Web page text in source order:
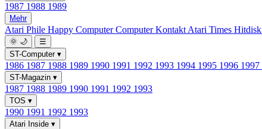
1987 1988 1989
Mehr
Atari Phile Happy ComputerComputer Kontakt Atari Times Hitdisk
🌞 🌙
☰
ST-Computer ▾
1986 1987 1988 1989 1990 1991 1992 1993 1994 1995 1996 1997
ST-Magazin ▾
1987 1988 1989 1990 1991 1992 1993
TOS ▾
1990 1991 1992 1993
Atari Inside ▾